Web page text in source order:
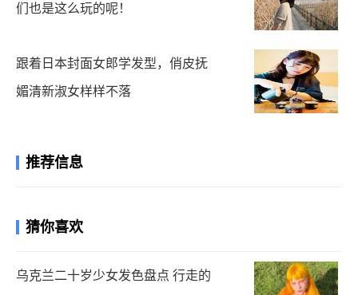
们也是这么玩的呢！
跟着日本封面女郎学发型，俏皮抚
媚清新淑女样样不落
推荐信息
猜你喜欢
乌克兰二十岁少女发色盘点 行走的